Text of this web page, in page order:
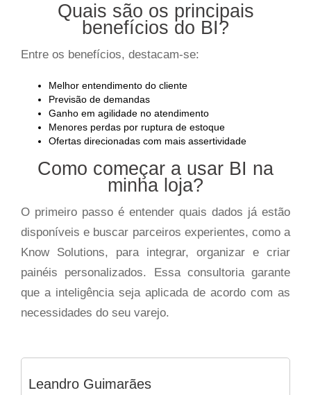
Quais são os principais
benefícios do BI?
Entre os benefícios, destacam-se:
Melhor entendimento do cliente
Previsão de demandas
Ganho em agilidade no atendimento
Menores perdas por ruptura de estoque
Ofertas direcionadas com mais assertividade
Como começar a usar BI na
minha loja?
O primeiro passo é entender quais dados já estão
disponíveis e buscar parceiros experientes, como a
Know Solutions, para integrar, organizar e criar
painéis personalizados. Essa consultoria garante
que a inteligência seja aplicada de acordo com as
necessidades do seu varejo.
Leandro Guimarães